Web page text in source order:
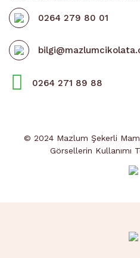
0264 279 80 01
0264 271 89 88
© 2024 Mazlum Şekerli
Görsellerin Kullanımı